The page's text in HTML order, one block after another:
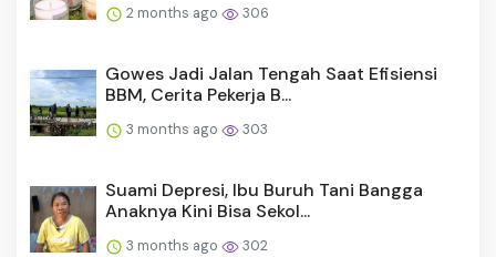
2 months ago 306
Gowes Jadi Jalan Tengah Saat Efisiensi
BBM, Cerita Pekerja B...
3 months ago 303
Suami Depresi, Ibu Buruh Tani Bangga
Anaknya Kini Bisa Sekol...
3 months ago 302